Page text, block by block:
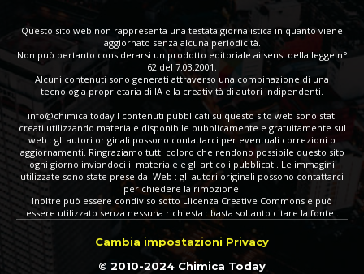
Questo sito web non rappresenta una testata giornalistica in quanto viene
aggiornato senza alcuna periodicità.
Non può pertanto considerarsi un prodotto editoriale ai sensi della legge n°
62 del 7.03.2001.
Alcuni contenuti sono generati attraverso una combinazione di una
tecnologia proprietaria di IA e la creatività di autori indipendenti.
info@chimica.todayI contenuti pubblicati su questo sito web sono stati
creati utilizzando materiale disponibile pubblicamente e gratuitamente sul
web : gli autori originali possono contattarci per eventuali correzioni o
aggiornamenti. Ringraziamo tutti coloro che rendono possibile questo sito
ogni giorno inviandoci il materiale e gli articoli pubblicati. Le immagini
utilizzate sono state prese dal Web : gli autori originali possono contattarci
per chiedere la rimozione.
Inoltre può essere condiviso sotto Llicenza Creative Commons e può
essere utilizzato senza nessuna richiesta : basta soltanto citare la fonte .
Cambia impostazioni Privacy
© 2010-2024 Chimica Today